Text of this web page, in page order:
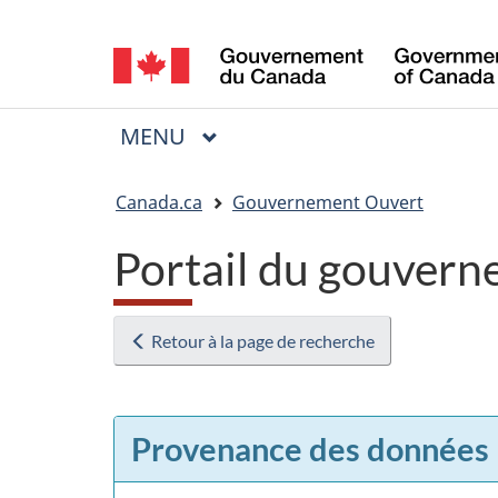
de
la
langue
Menu
MENU PRINCIPAL
Canada.ca Gouvernement Ouvert
Portail du
Retour à la page de recherche
Provenance des données